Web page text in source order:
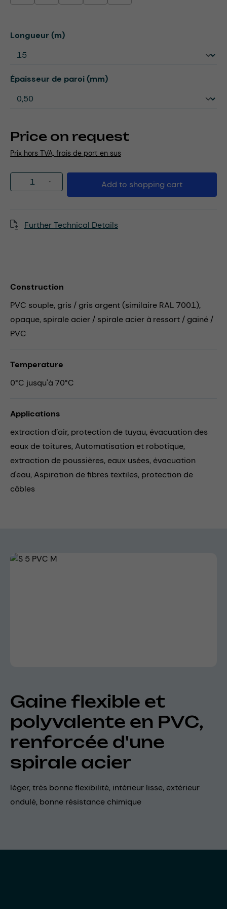
Price on request
Prix hors TVA, frais de port en sus
Select
Longueur (m)
Select
Épaisseur de paroi (mm)
Product Quantity: Enter the desired
Add to shopping cart
Further Technical Details
Construction
PVC souple, gris / gris argent (similaire RAL 7001),
opaque, spirale acier / spirale acier à ressort / gainé /
PVC
Temperature
0°C jusqu'à 70°C
Applications
extraction d’air, protection de tuyau, évacuation des
eaux de toitures,Automatisation et robotique,
extraction de poussières, eaux usées, évacuation
d'eau,Aspiration de fibres textiles, protection de
câbles
Skip image gallery
Gaine flexible et
polyvalente en PVC,
renforcée d'une
spirale acier
léger, très bonne flexibilité, intérieur lisse, extérieur
ondulé, bonne résistance chimique